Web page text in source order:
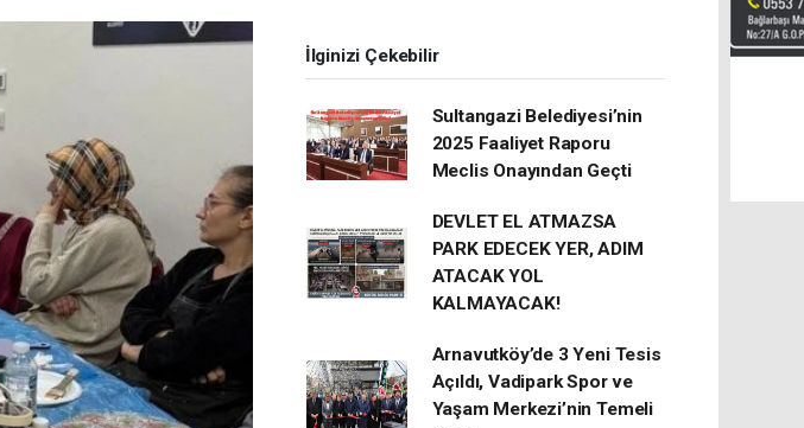
İlginizi Çekebilir
Sultangazi Belediyesi’nin
2025 Faaliyet Raporu
Meclis Onayından Geçti
DEVLET EL ATMAZSA
PARK EDECEK YER, ADIM
ATACAK YOL
KALMAYACAK!
Arnavutköy’de 3 Yeni Tesis
Açıldı, Vadipark Spor ve
Yaşam Merkezi’nin Temeli